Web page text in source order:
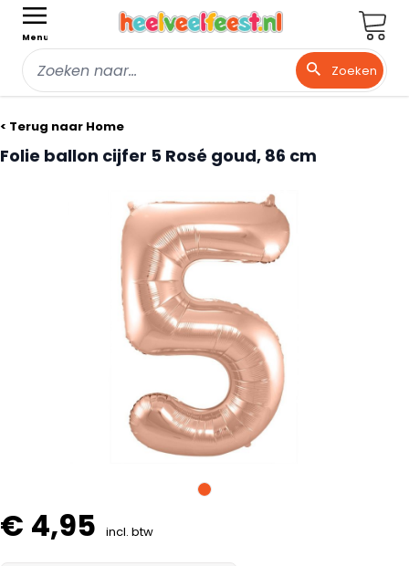
Menu
Zoeken
< Terug naar Home
Folie ballon cijfer 5 Rosé goud, 86 cm
€ 4,95 incl. btw